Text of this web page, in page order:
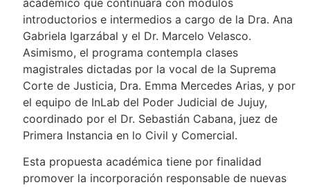
introductorios e intermedios a cargo de la Dra. Ana
Gabriela Igarzábal y el Dr. Marcelo Velasco.
Asimismo, el programa contempla clases
magistrales dictadas por la vocal de la Suprema
Corte de Justicia, Dra. Emma Mercedes Arias, y por
el equipo de InLab del Poder Judicial de Jujuy,
coordinado por el Dr. Sebastián Cabana, juez de
Primera Instancia en lo Civil y Comercial.
Esta propuesta académica tiene por finalidad
promover la incorporación responsable de nuevas